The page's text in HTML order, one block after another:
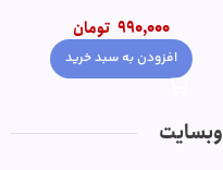
950,000
850,000 تومان
افزودن به سبد خرید
وبسایت